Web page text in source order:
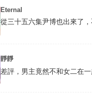
Eternal
從三十五六集尹博也出來了
靜靜
差評，男主竟然不和女二在